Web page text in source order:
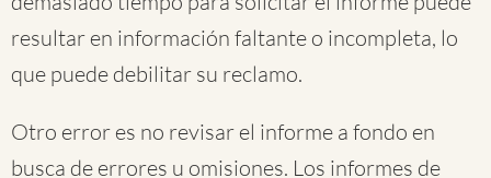
resultar en información faltante o incompleta, lo
que puede debilitar su reclamo.
Otro error es no revisar el informe a fondo en
busca de errores u omisiones. Los informes de